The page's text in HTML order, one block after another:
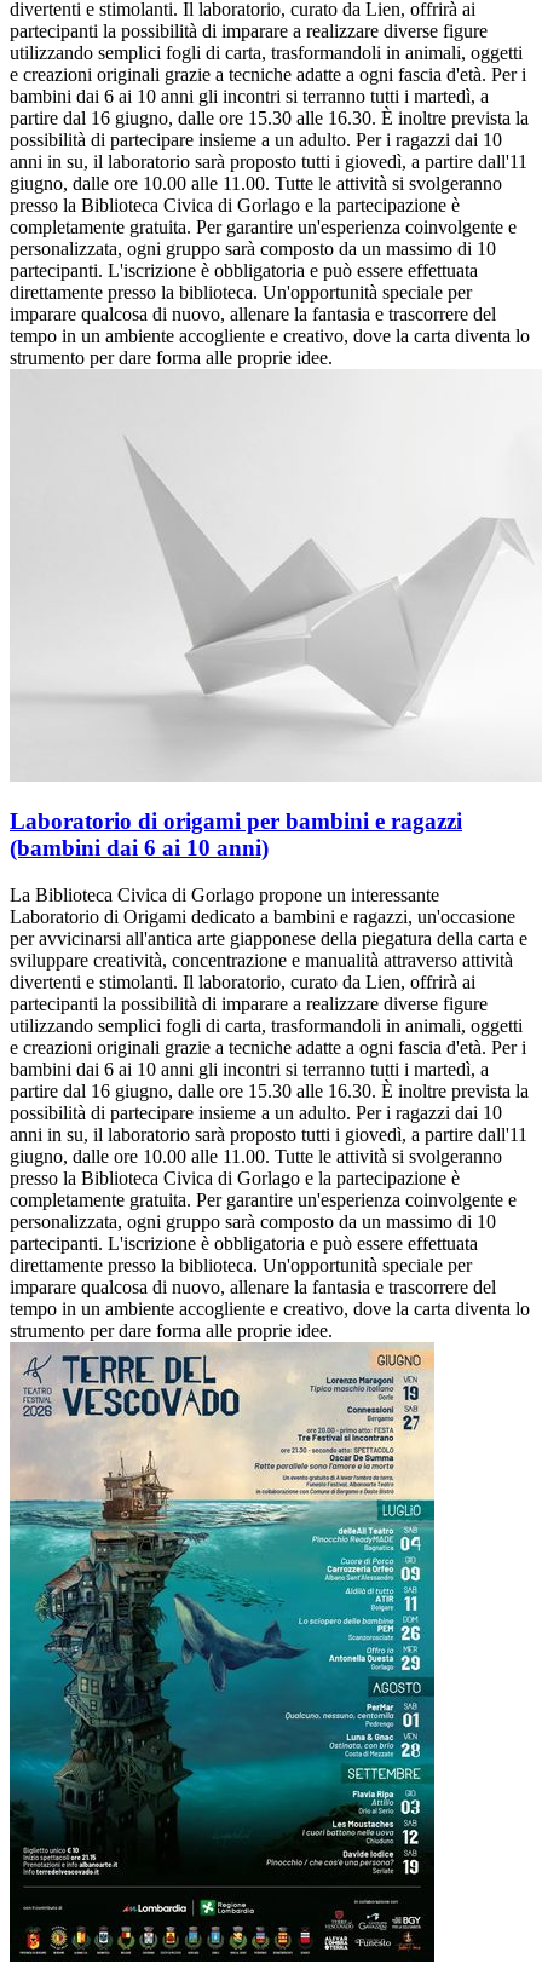
divertenti e stimolanti. Il laboratorio, curato da Lien, offrirà ai
partecipanti la possibilità di imparare a realizzare diverse figure
utilizzando semplici fogli di carta, trasformandoli in animali, oggetti
e creazioni originali grazie a tecniche adatte a ogni fascia d'età. Per i
bambini dai 6 ai 10 anni gli incontri si terranno tutti i martedì, a
partire dal 16 giugno, dalle ore 15.30 alle 16.30. È inoltre prevista la
possibilità di partecipare insieme a un adulto. Per i ragazzi dai 10
anni in su, il laboratorio sarà proposto tutti i giovedì, a partire dall'11
giugno, dalle ore 10.00 alle 11.00. Tutte le attività si svolgeranno
presso la Biblioteca Civica di Gorlago e la partecipazione è
completamente gratuita. Per garantire un'esperienza coinvolgente e
personalizzata, ogni gruppo sarà composto da un massimo di 10
partecipanti. L'iscrizione è obbligatoria e può essere effettuata
direttamente presso la biblioteca. Un'opportunità speciale per
imparare qualcosa di nuovo, allenare la fantasia e trascorrere del
tempo in un ambiente accogliente e creativo, dove la carta diventa lo
strumento per dare forma alle proprie idee.
Laboratorio di origami per bambini e ragazzi
(bambini dai 6 ai 10 anni)
La Biblioteca Civica di Gorlago propone un interessante
Laboratorio di Origami dedicato a bambini e ragazzi, un'occasione
per avvicinarsi all'antica arte giapponese della piegatura della carta e
sviluppare creatività, concentrazione e manualità attraverso attività
divertenti e stimolanti. Il laboratorio, curato da Lien, offrirà ai
partecipanti la possibilità di imparare a realizzare diverse figure
utilizzando semplici fogli di carta, trasformandoli in animali, oggetti
e creazioni originali grazie a tecniche adatte a ogni fascia d'età. Per i
bambini dai 6 ai 10 anni gli incontri si terranno tutti i martedì, a
partire dal 16 giugno, dalle ore 15.30 alle 16.30. È inoltre prevista la
possibilità di partecipare insieme a un adulto. Per i ragazzi dai 10
anni in su, il laboratorio sarà proposto tutti i giovedì, a partire dall'11
giugno, dalle ore 10.00 alle 11.00. Tutte le attività si svolgeranno
presso la Biblioteca Civica di Gorlago e la partecipazione è
completamente gratuita. Per garantire un'esperienza coinvolgente e
personalizzata, ogni gruppo sarà composto da un massimo di 10
partecipanti. L'iscrizione è obbligatoria e può essere effettuata
direttamente presso la biblioteca. Un'opportunità speciale per
imparare qualcosa di nuovo, allenare la fantasia e trascorrere del
tempo in un ambiente accogliente e creativo, dove la carta diventa lo
strumento per dare forma alle proprie idee.